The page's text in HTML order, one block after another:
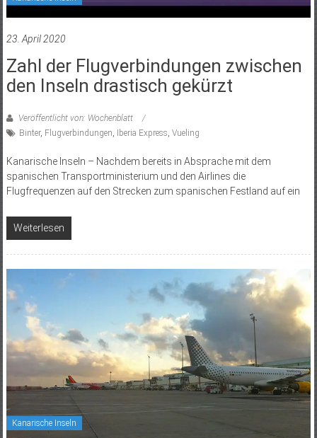
23. April 2020
Zahl der Flugverbindungen zwischen
den Inseln drastisch gekürzt
Veröffentlicht von: Wochenblatt
Binter, Flugverbindungen, Iberia Express, Vueling
Kanarische Inseln – Nachdem bereits in Absprache mit dem
spanischen Transportministerium und den Airlines die
Flugfrequenzen auf den Strecken zum spanischen Festland auf ein
Weiterlesen
Kanarische Inseln